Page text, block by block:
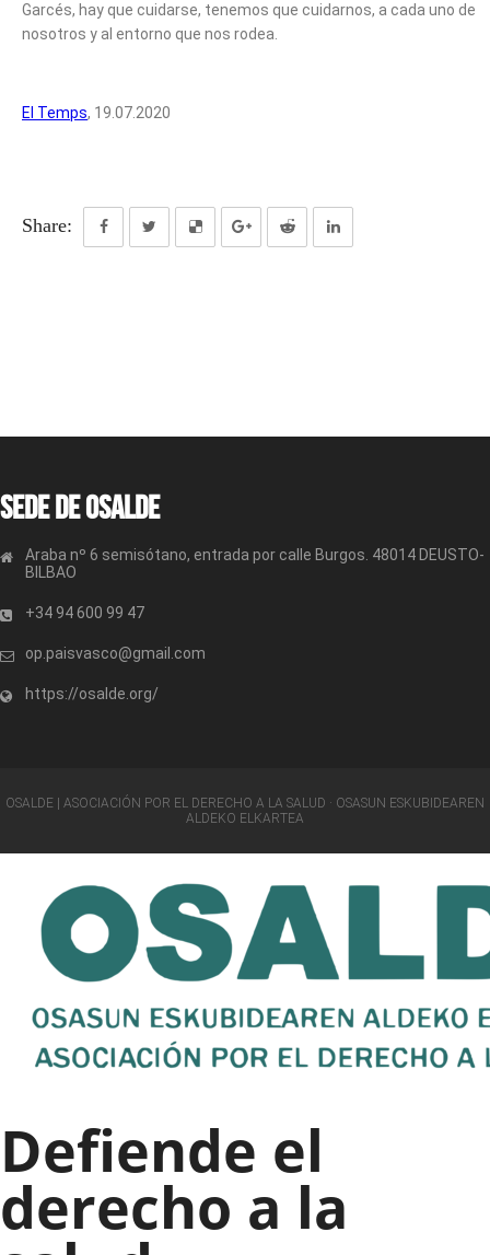
Garcés, hay que cuidarse, tenemos que cuidarnos, a cada uno de
nosotros y al entorno que nos rodea.
El Temps, 19.07.2020
Share:
Sede de OSALDE
Araba nº 6 semisótano, entrada por calle Burgos. 48014 DEUSTO-
BILBAO
+34 94 600 99 47
op.paisvasco@gmail.com
https://osalde.org/
OSALDE | ASOCIACIÓN POR EL DERECHO A LA SALUD · OSASUN ESKUBIDEAREN
ALDEKO ELKARTEA
Defiende el
derecho a la